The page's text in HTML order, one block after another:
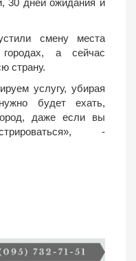
30 дней ожидания и
смену места
а сейчас
страну.
услугу, убирая
будет ехать,
даже если вы
-